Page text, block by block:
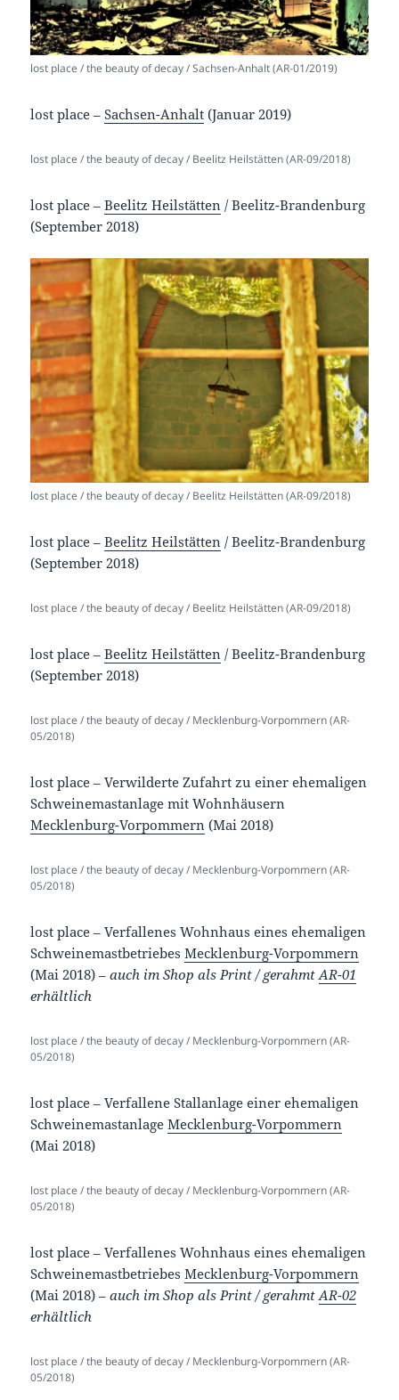
lost place / the beauty of decay / Sachsen-Anhalt (AR-01/2019)
lost place –Sachsen-Anhalt (Januar 2019)
lost place / the beauty of decay / Beelitz Heilstätten (AR-09/2018)
lost place –Beelitz Heilstätten / Beelitz-Brandenburg
(September 2018)
lost place / the beauty of decay / Beelitz Heilstätten (AR-09/2018)
lost place –Beelitz Heilstätten / Beelitz-Brandenburg
(September 2018)
lost place / the beauty of decay / Beelitz Heilstätten (AR-09/2018)
lost place –Beelitz Heilstätten / Beelitz-Brandenburg
(September 2018)
lost place / the beauty of decay / Mecklenburg-Vorpommern (AR-
05/2018)
lost place – Verwilderte Zufahrt zu einer ehemaligen
Schweinemastanlage mit Wohnhäusern
Mecklenburg-Vorpommern (Mai 2018)
lost place / the beauty of decay / Mecklenburg-Vorpommern (AR-
05/2018)
lost place – Verfallenes Wohnhaus eines ehemaligen
SchweinemastbetriebesMecklenburg-Vorpommern
(Mai 2018) –auch im Shop als Print / gerahmtAR-01
erhältlich
lost place / the beauty of decay / Mecklenburg-Vorpommern (AR-
05/2018)
lost place – Verfallene Stallanlage einer ehemaligen
SchweinemastanlageMecklenburg-Vorpommern
(Mai 2018)
lost place / the beauty of decay / Mecklenburg-Vorpommern (AR-
05/2018)
lost place – Verfallenes Wohnhaus eines ehemaligen
SchweinemastbetriebesMecklenburg-Vorpommern
(Mai 2018) –auch im Shop als Print / gerahmtAR-02
erhältlich
lost place / the beauty of decay / Mecklenburg-Vorpommern (AR-
05/2018)